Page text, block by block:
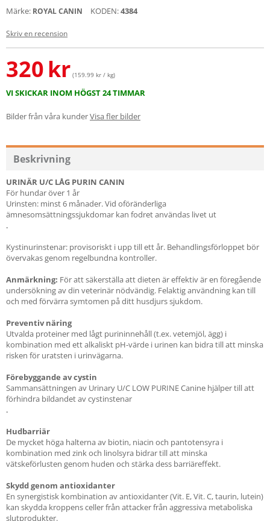
Märke: ROYAL CANIN KODEN:4384
Skriv en recension
320kr (159.99 kr / kg)
VI SKICKAR INOM HÖGST 24 TIMMAR
Bilder från våra kunderVisa fler bilder
Beskrivning
URINÄR U/C LÅG PURIN CANIN
För hundar över 1 år
Urinsten: minst 6 månader. Vid oföränderliga
ämnesomsättningssjukdomar kan fodret användas livet ut
.
Kystinurinstenar: provisoriskt i upp till ett år. Behandlingsförloppet bör
övervakas genom regelbundna kontroller.
Anmärkning: För att säkerställa att dieten är effektiv är en föregående
undersökning av din veterinär nödvändig. Felaktig användning kan till
och med förvärra symtomen på ditt husdjurs sjukdom.
Preventiv näring
Utvalda proteiner med lågt purininnehåll (t.ex. vetemjöl, ägg) i
kombination med ett alkaliskt pH-värde i urinen kan bidra till att minska
risken för uratsten i urinvägarna.
Förebyggande av cystin
Sammansättningen av Urinary U/C LOW PURINE Canine hjälper till att
förhindra bildandet av cystinstenar
.
Hudbarriär
De mycket höga halterna av biotin, niacin och pantotensyra i
kombination med zink och linolsyra bidrar till att minska
vätskeförlusten genom huden och stärka dess barriäreffekt.
Skydd genom antioxidanter
En synergistisk kombination av antioxidanter (Vit. E, Vit. C, taurin, lutein)
kan skydda kroppens celler från attacker från aggressiva metaboliska
slutprodukter.